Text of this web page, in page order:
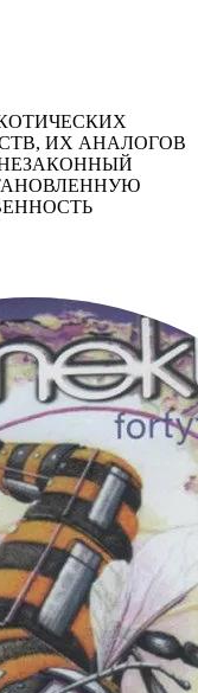
ИХ АНАЛОГОВ